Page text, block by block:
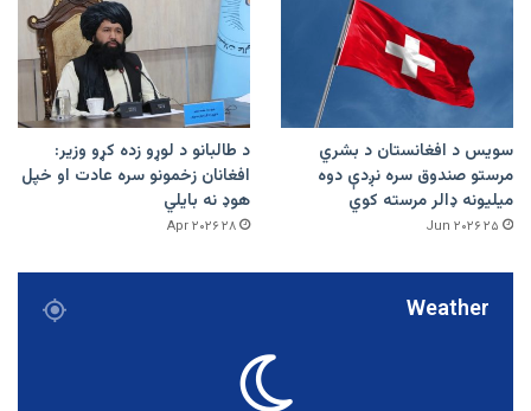
سویس د افغانستان د بشري
مرستو صندوق سره نږدې دوه
میلیونه ډالر مرسته کوي
۲۵ Jun ۲۰۲۶
د طالبانو د لوړو زده کړو وزیر:
افغانان زخمونو سره عادت او خپل
هوډ نه بایلي
۲۸ Apr ۲۰۲۶
Weather